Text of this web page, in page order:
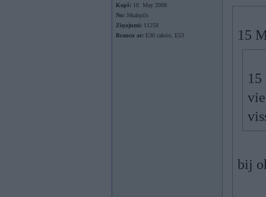
Kopš: 10. May 2008
No: Jēkabpils
Ziņojumi: 11258
Braucu ar: E30 cabrio, E53 15
bij